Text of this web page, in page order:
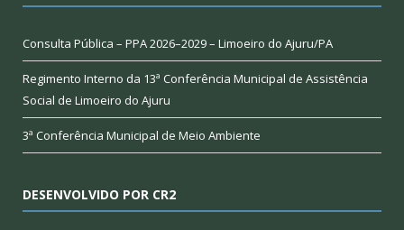
Consulta Pública – PPA 2026–2029 – Limoeiro do Ajuru/PA
Regimento Interno da 13ª Conferência Municipal de Assistência
Social de Limoeiro do Ajuru
3ª Conferência Municipal de Meio Ambiente
DESENVOLVIDO POR CR2